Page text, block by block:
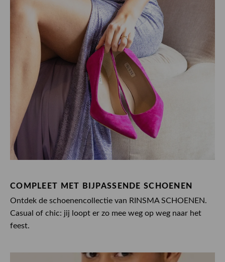
COMPLEET MET BIJPASSENDE SCHOENEN
Ontdek de schoenencollectie van RINSMA SCHOENEN.
Casual of chic: jij loopt er zo mee weg op weg naar het
feest.